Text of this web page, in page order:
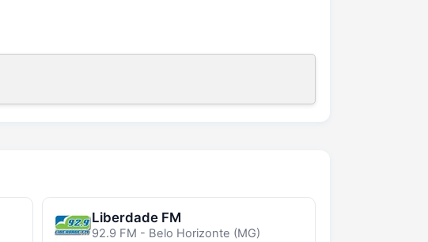
Liberdade FM
92.9 FM - Belo Horizonte (MG)